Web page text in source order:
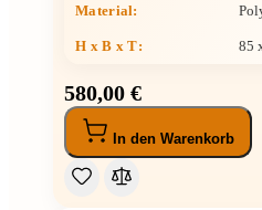
Material:
H x B x T: 85
580,00 €
In den Warenkorb